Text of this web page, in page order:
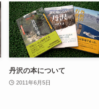
丹沢の本について
2011年6月5日